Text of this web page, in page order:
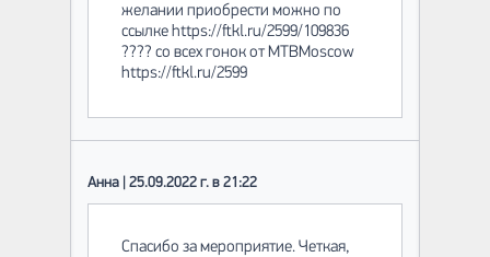
желании приобрести можно по
ссылке https://ftkl.ru/2599/109836
???? со всех гонок от MTBMoscow
https://ftkl.ru/2599
Анна | 25.09.2022 г. в 21:22
Спасибо за мероприятие. Четкая,